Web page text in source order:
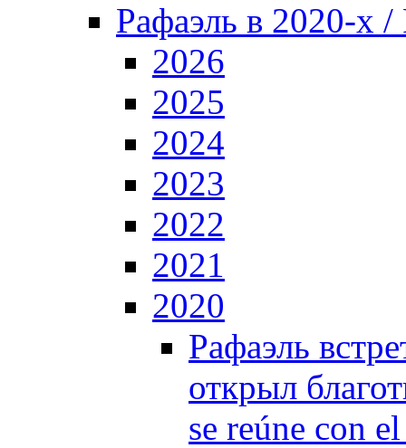
Рафаэль в 2020-х /
2026
2025
2024
2023
2022
2021
2020
Рафаэль
открыл
se reúne con